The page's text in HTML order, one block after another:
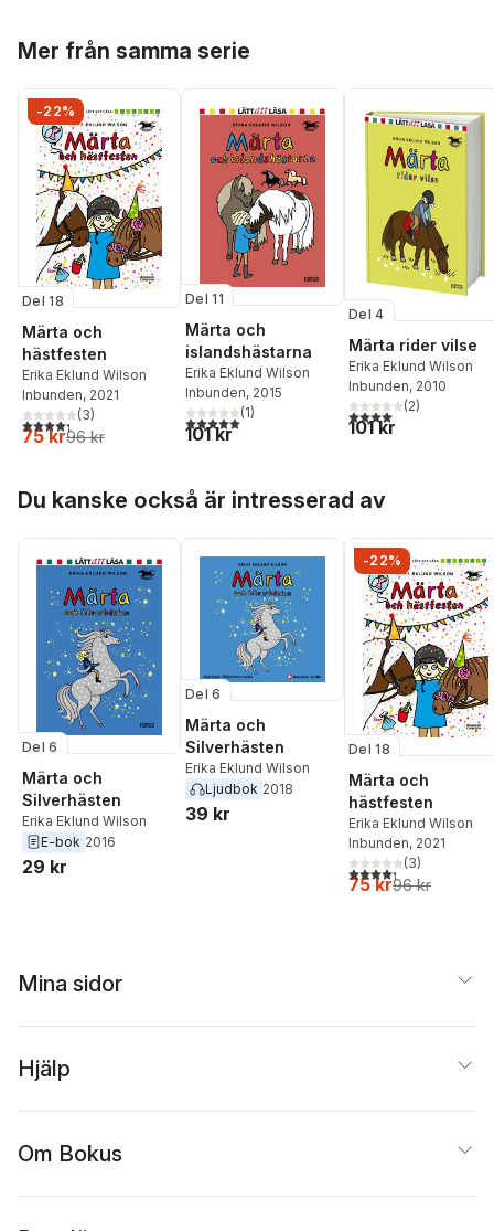
Mer från samma serie
-22%
Del 18
Märta och
hästfesten
Erika Eklund Wilson
Inbunden, 2021
4,3utav 5 stjärnor. Totalt antal röster:
(3)
75 kr96 kr
Del 11
Märta och
islandshästarna
Erika Eklund Wilson
Inbunden, 2015
5,0utav 5 stjärnor. Totalt antal röster:
(1)
101 kr
Del 4
Märta rider vilse
Erika Eklund Wilson
Inbunden, 2010
4,0utav 5 stjärnor.
(2)
101 kr
Du kanske också är intresserad av
Del 6
Märta och
Silverhästen
Erika Eklund Wilson
E-bok 2016
29 kr
Del 6
Märta och
Silverhästen
Erika Eklund Wilson
Ljudbok 2018
39 kr
-22%
Del 18
Märta och
hästfesten
Erika Eklund Wilson
Inbunden, 2021
4,3utav 5 stjärnor.
(3)
75 kr96 kr
Mina sidor
Hjälp
Om Bokus